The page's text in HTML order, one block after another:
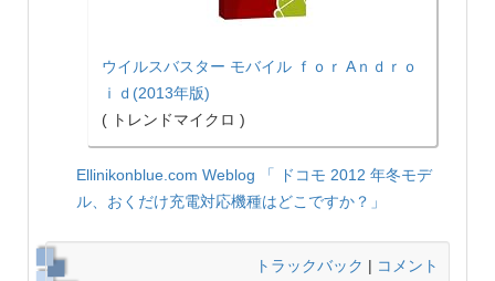
ウイルスバスター モバイル ｆｏｒ Aｎｄｒｏ
ｉｄ(2013年版)
( トレンドマイクロ )
Ellinikonblue.com Weblog
「 ドコモ 2012 年冬モデ
ル、おくだけ充電対応機種はどこですか？」
トラックバック | コメント